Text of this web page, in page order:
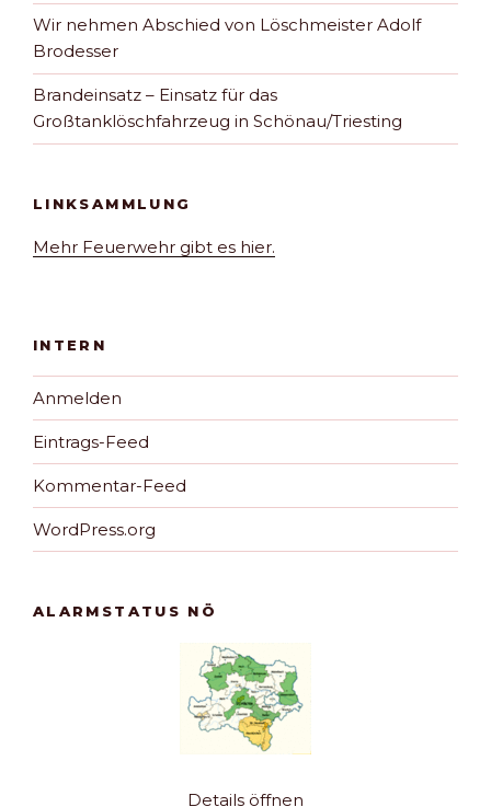
Wir nehmen Abschied von Löschmeister Adolf
Brodesser
Brandeinsatz – Einsatz für das
Großtanklöschfahrzeug in Schönau/Triesting
LINKSAMMLUNG
Mehr Feuerwehr gibt es hier.
INTERN
Anmelden
Eintrags-Feed
Kommentar-Feed
WordPress.org
ALARMSTATUS NÖ
Details öffnen